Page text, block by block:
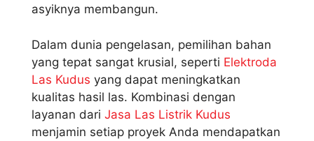
asyiknya membangun.
Dalam dunia pengelasan, pemilihan bahan
yang tepat sangat krusial, seperti Elektroda
Las Kudus yang dapat meningkatkan
kualitas hasil las. Kombinasi dengan
layanan dari Jasa Las Listrik Kudus
menjamin setiap proyek Anda mendapatkan